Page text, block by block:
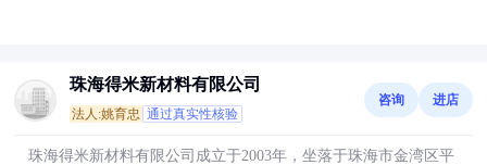
珠海得米新材料有限公司
法人:姚育忠 通过真实性核验
咨询 进店
珠海得米新材料有限公司成立于2003年，坐落于珠海市金湾区平